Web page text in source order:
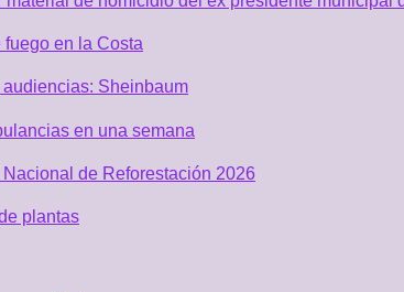
en la Costa
Sheinbaum
en una semana
de Reforestación 2026
plantas